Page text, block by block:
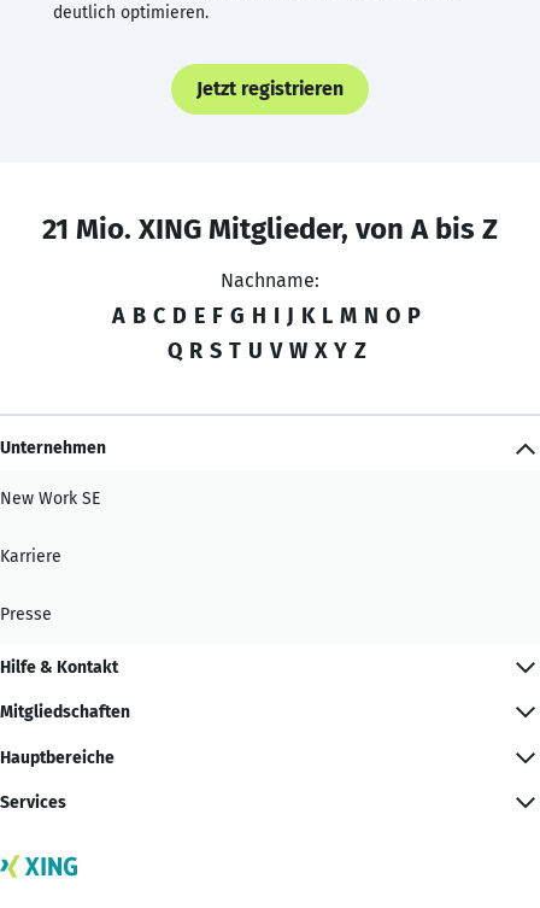
deutlich optimieren.
Jetzt registrieren
21 Mio. XING Mitglieder, von A bis Z
Nachname:
A B C D E F G H I J K L M N O P
Q R S T U V W X Y Z
Unternehmen
New Work SE
Karriere
Presse
Hilfe & Kontakt
Mitgliedschaften
Hauptbereiche
Services